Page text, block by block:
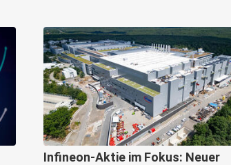
Infineon-Aktie im Fokus: Neuer